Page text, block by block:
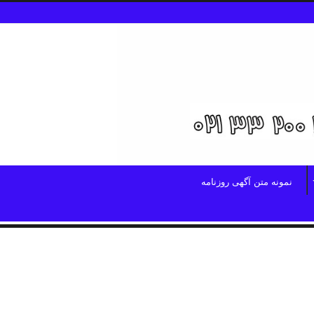
نمونه متن آگهی روزنامه